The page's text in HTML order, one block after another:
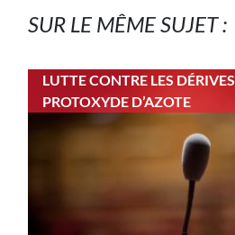
SUR LE MÊME SUJET :
LUTTE CONTRE LES
PROTOXYDE D’AZOTE